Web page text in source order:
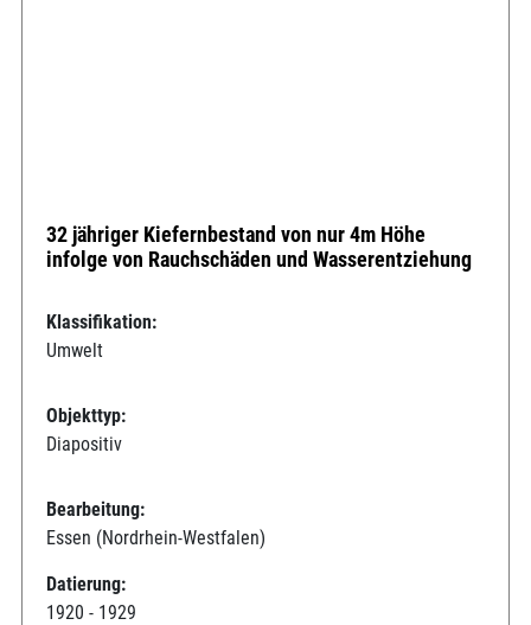
32 jähriger Kiefernbestand von nur 4m Höhe
infolge von Rauchschäden und Wasserentziehung
Klassifikation:
Umwelt
Objekttyp:
Diapositiv
Bearbeitung:
Essen (Nordrhein-Westfalen)
Datierung:
1920 - 1929